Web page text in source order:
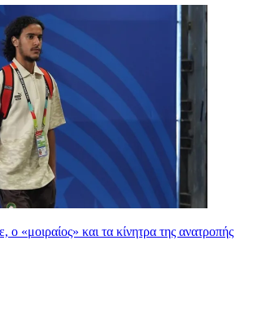
ο «μοιραίος» και τα κίνητρα της ανατροπής